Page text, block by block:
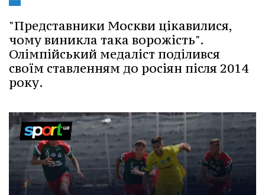
"Представники Москви цікавилися,
чому виникла така ворожість".
Олімпійський медаліст поділився
своїм ставленням до росіян після 2014
року.